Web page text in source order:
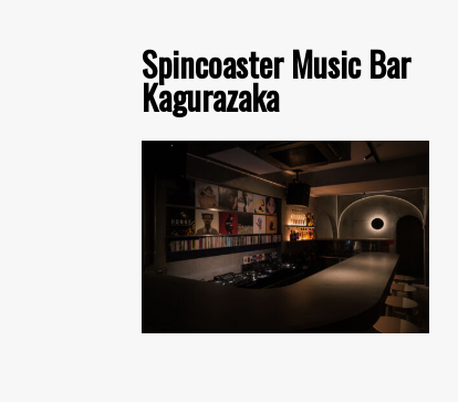
Spincoaster Music Bar
Kagurazaka